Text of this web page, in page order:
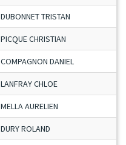
DUBONNET TRISTAN
PICQUE CHRISTIAN
COMPAGNON DANIEL
LANFRAY CHLOE
MELLA AURELIEN
DURY ROLAND